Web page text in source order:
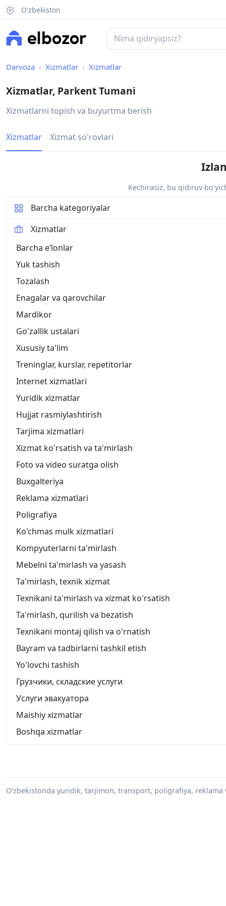
O'zbekiston
Darvoza Xizmatlar Xizmatlar
Xizmatlar, Parkent Tumani
Xizmatlarni topish va buyurtma berish
Xizmatlar Xizmat so'rovlari
Kechirasiz, bu qidiruv
Barcha kategoriyalar
Xizmatlar
Barcha eʼlonlar
Yuk tashish
Tozalash
Enagalar va qarovchilar
Mardikor
Go'zallik ustalari
Xususiy ta'lim
Treninglar, kurslar, repetitorlar
Internet xizmatlari
Yuridik xizmatlar
Hujjat rasmiylashtirish
Tarjima xizmatlari
Xizmat ko'rsatish va ta'mirlash
Foto va video suratga olish
Buxgalteriya
Reklama xizmatlari
Poligrafiya
Ko'chmas mulk xizmatlari
Kompyuterlarni ta'mirlash
Mebelni ta'mirlash va yasash
Ta'mirlash, texnik xizmat
Texnikani ta'mirlash va xizmat ko'rsatish
Ta'mirlash, qurilish va bezatish
Texnikani montaj qilish va o'rnatish
Bayram va tadbirlarni tashkil etish
Yo'lovchi tashish
Грузчики, складские услуги
Услуги эвакуатора
Maishiy xizmatlar
Boshqa xizmatlar
O'zbekistonda yuridik, tarjimon, transport, poligrafiya,